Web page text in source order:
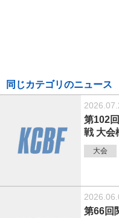
同じカテゴリのニュース
第102
戦 大会
大会
第66回